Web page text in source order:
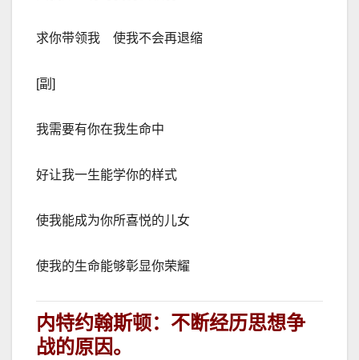
求你带领我 使我不会再退缩
[副]
我需要有你在我生命中
好让我一生能学你的样式
使我能成为你所喜悦的儿女
使我的生命能够彰显你荣耀
内特约翰斯顿：不断经历思想争
战的原因。